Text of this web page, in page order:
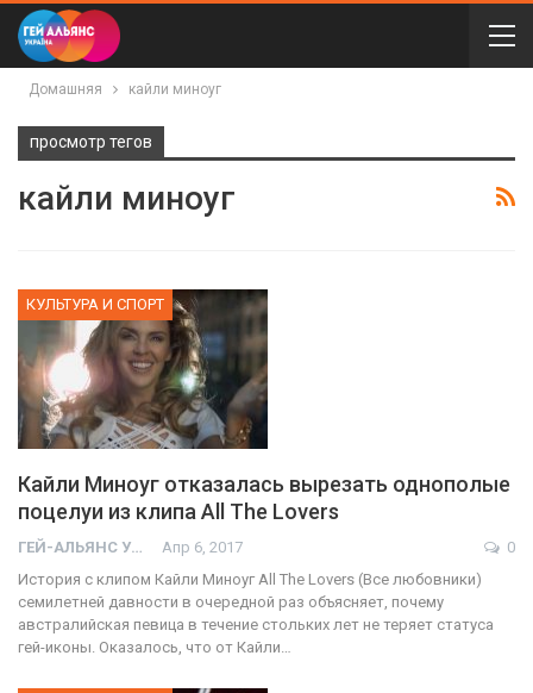
Домашняя кайли миноуг
просмотр тегов
кайли миноуг
КУЛЬТУРА И СПОРТ
Кайли Миноуг отказалась вырезать однополые
поцелуи из клипа All The Lovers
ГЕЙ-АЛЬЯНС УКРАИНА Апр 6, 2017
0
История с клипом Кайли Миноуг All The Lovers (Все любовники)
семилетней давности в очередной раз объясняет, почему
австралийская певица в течение стольких лет не теряет статуса
гей-иконы. Оказалось, что от Кайли…